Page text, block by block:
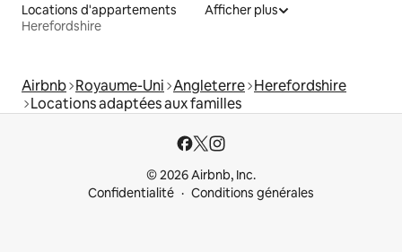
Locations d'appartements
Herefordshire
Afficher plus
Airbnb Royaume-Uni Angleterre Herefordshire
Locations adaptées aux familles
© 2026 Airbnb, Inc.
Confidentialité
Conditions générales